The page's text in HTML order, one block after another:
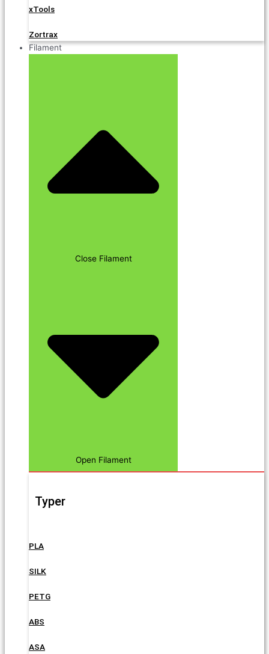
xTools
Zortrax
Filament
Close Filament
Open Filament
Typer
PLA
SILK
PETG
ABS
ASA